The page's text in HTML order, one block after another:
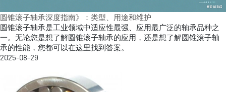
圆锥滚子轴承深度指南》：类型、用途和维护
圆锥滚子轴承是工业领域中适应性最强、应用最广泛的轴承品种之
一。无论您是想了解圆锥滚子轴承的应用，还是想了解圆锥滚子轴
承的性能，您都可以在这里找到答案。
2025-08-29